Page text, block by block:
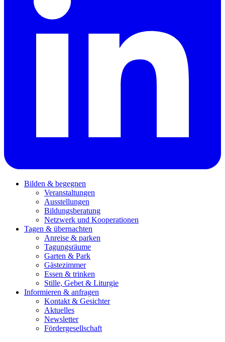
Bilden & begegnen
Veranstaltungen
Ausstellungen
Bildungsberatung
Netzwerk und Kooperationen
Tagen & übernachten
Anreise & parken
Tagungsräume
Garten & Park
Gästezimmer
Essen & trinken
Stille, Gebet & Liturgie
Informieren & anfragen
Kontakt & Gesichter
Aktuelles
Newsletter
Fördergesellschaft